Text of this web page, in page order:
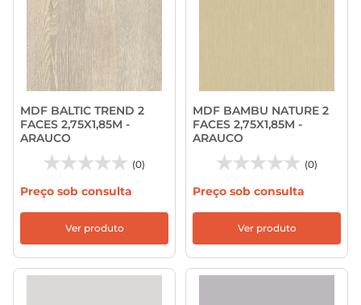
MDF BALTIC TREND 2
FACES 2,75X1,85M -
ARAUCO
(0)
Preço sob consulta
Ver produto
MDF BAMBU NATURE 2
FACES 2,75X1,85M -
ARAUCO
(0)
Preço sob consulta
Ver produto